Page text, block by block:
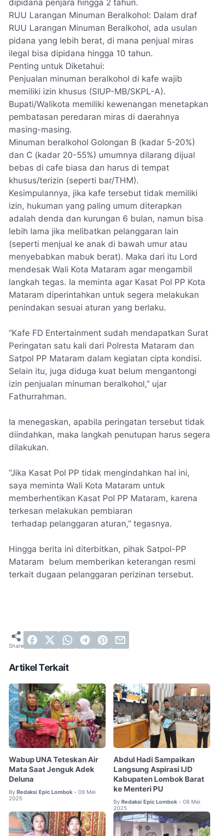
dipidana penjara hingga 2 tahun.
RUU Larangan Minuman Beralkohol: Dalam draf
RUU Larangan Minuman Beralkohol, ada usulan
pidana yang lebih berat, di mana penjual miras
ilegal bisa dipidana hingga 10 tahun.
Penting untuk Diketahui:
Penjualan minuman beralkohol di kafe wajib
memiliki izin khusus (SIUP-MB/SKPL-A).
Bupati/Walikota memiliki kewenangan menetapkan
pembatasan peredaran miras di daerahnya
masing-masing.
Minuman beralkohol Golongan B (kadar 5-20%)
dan C (kadar 20-55%) umumnya dilarang dijual
bebas di cafe biasa dan harus di tempat
khusus/terizin (seperti bar/THM).
Kesimpulannya, jika kafe tersebut tidak memiliki
izin, hukuman yang paling umum diterapkan
adalah denda dan kurungan 6 bulan, namun bisa
lebih lama jika melibatkan pelanggaran lain
(seperti menjual ke anak di bawah umur atau
menyebabkan mabuk berat). Maka dari itu Lord
mendesak Wali Kota Mataram agar mengambil
langkah tegas. Ia meminta agar Kasat Pol PP Kota
Mataram diperintahkan untuk segera melakukan
penindakan sesuai aturan yang berlaku.
“Kafe FD Entertainment sudah mendapatkan Surat
Peringatan satu kali dari Polresta Mataram dan
Satpol PP Mataram dalam kegiatan cipta kondisi.
Selain itu, juga diduga kuat belum mengantongi
izin penjualan minuman beralkohol,” ujar
Fathurrahman.
Ia menegaskan, apabila peringatan tersebut tidak
diindahkan, maka langkah penutupan harus segera
dilakukan.
“Jika Kasat Pol PP tidak mengindahkan hal ini,
saya meminta Wali Kota Mataram untuk
memberhentikan Kasat Pol PP Mataram, karena
terkesan melakukan pembiaran
terhadap pelanggaran aturan,” tegasnya.
Hingga berita ini diterbitkan, pihak Satpol-PP
Mataram belum memberikan keterangan resmi
terkait dugaan pelanggaran perizinan tersebut.
Artikel Terkait
Wabup UNA Teteskan Air
Mata Saat Jenguk Adek
Deluna
By Redaksi Epic Lombok • 09 Mei
2025
Abdul Hadi Sampaikan
Langsung Aspirasi IJD
Kabupaten Lombok Barat
ke Menteri PU
By Redaksi Epic Lombok • 08 Mei
2025